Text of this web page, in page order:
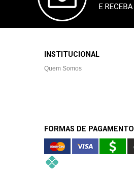
INSTITUCIONAL
Quem Somos
FORMAS DE PAGAMENTO